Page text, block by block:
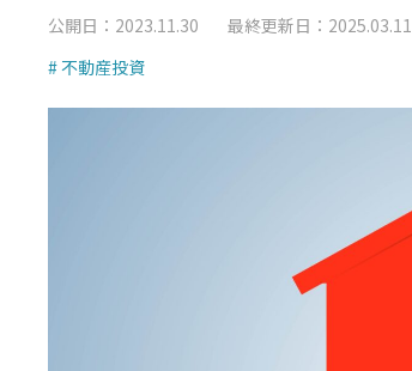
公開日：2023.11.30 最終更新日：2025.03.11
# 不動産投資